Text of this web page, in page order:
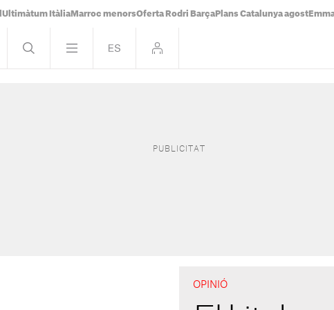
Ultimàtum Itàlia Marroc menorsOferta Rodri Barça Plans Catalunya agost
OPINIÓ